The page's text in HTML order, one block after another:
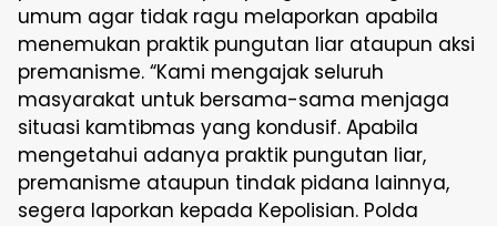
umum agar tidak ragu melaporkan apabila
menemukan praktik pungutan liar ataupun aksi
premanisme. “Kami mengajak seluruh
masyarakat untuk bersama-sama menjaga
situasi kamtibmas yang kondusif. Apabila
mengetahui adanya praktik pungutan liar,
premanisme ataupun tindak pidana lainnya,
segera laporkan kepada Kepolisian. Polda